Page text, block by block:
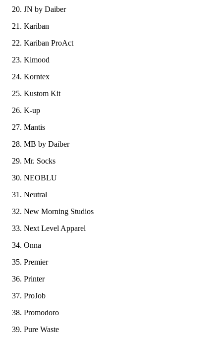
JN by Daiber
Kariban
Kariban ProAct
Kimood
Korntex
Kustom Kit
K-up
Mantis
MB by Daiber
Mr. Socks
NEOBLU
Neutral
New Morning Studios
Next Level Apparel
Onna
Premier
Printer
ProJob
Promodoro
Pure Waste